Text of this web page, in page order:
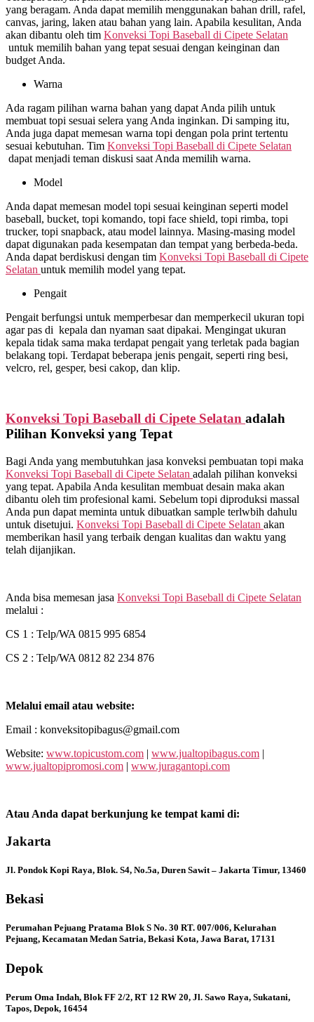
yang beragam. Anda dapat memilih menggunakan bahan drill, rafel,
canvas, jaring, laken atau bahan yang lain. Apabila kesulitan, Anda
akan dibantu oleh tim Konveksi Topi Baseball di Cipete Selatan
untuk memilih bahan yang tepat sesuai dengan keinginan dan
budget Anda.
Warna
Ada ragam pilihan warna bahan yang dapat Anda pilih untuk
membuat topi sesuai selera yang Anda inginkan. Di samping itu,
Anda juga dapat memesan warna topi dengan pola print tertentu
sesuai kebutuhan. Tim Konveksi Topi Baseball di Cipete Selatan
dapat menjadi teman diskusi saat Anda memilih warna.
Model
Anda dapat memesan model topi sesuai keinginan seperti model
baseball, bucket, topi komando, topi face shield, topi rimba, topi
trucker, topi snapback, atau model lainnya. Masing-masing model
dapat digunakan pada kesempatan dan tempat yang berbeda-beda.
Anda dapat berdiskusi dengan tim Konveksi Topi Baseball di Cipete
Selatan untuk memilih model yang tepat.
Pengait
Pengait berfungsi untuk memperbesar dan memperkecil ukuran topi
agar pas di kepala dan nyaman saat dipakai. Mengingat ukuran
kepala tidak sama maka terdapat pengait yang terletak pada bagian
belakang topi. Terdapat beberapa jenis pengait, seperti ring besi,
velcro, rel, gesper, besi cakop, dan klip.
Konveksi Topi Baseball di Cipete Selatan adalah
Pilihan Konveksi yang Tepat
Bagi Anda yang membutuhkan jasa konveksi pembuatan topi maka
Konveksi Topi Baseball di Cipete Selatan adalah pilihan konveksi
yang tepat. Apabila Anda kesulitan membuat desain maka akan
dibantu oleh tim profesional kami. Sebelum topi diproduksi massal
Anda pun dapat meminta untuk dibuatkan sample terlwbih dahulu
untuk disetujui. Konveksi Topi Baseball di Cipete Selatan akan
memberikan hasil yang terbaik dengan kualitas dan waktu yang
telah dijanjikan.
Anda bisa memesan jasa Konveksi Topi Baseball di Cipete Selatan
melalui :
CS 1 : Telp/WA 0815 995 6854
CS 2 : Telp/WA 0812 82 234 876
Melalui email atau website:
Email : konveksitopibagus@gmail.com
Website: www.topicustom.com | www.jualtopibagus.com |
www.jualtopipromosi.com | www.juragantopi.com
Atau Anda dapat berkunjung ke tempat kami di:
Jakarta
Jl. Pondok Kopi Raya, Blok. S4, No.5a, Duren Sawit – Jakarta Timur, 13460
Bekasi
Perumahan Pejuang Pratama Blok S No. 30 RT. 007/006, Kelurahan
Pejuang, Kecamatan Medan Satria, Bekasi Kota, Jawa Barat, 17131
Depok
Perum Oma Indah, Blok FF 2/2, RT 12 RW 20, Jl. Sawo Raya, Sukatani,
Tapos, Depok, 16454